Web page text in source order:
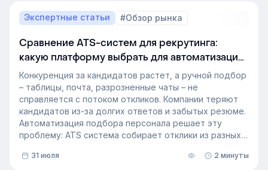
Экспертные статьи #Обзор рынка
Сравнение ATS-систем для рекрутинга:
какую платформу выбрать для автоматизации
подбора персонала
Конкуренция за кандидатов растет, а ручной подбор
– таблицы, почта, разрозненные чаты – не
справляется с потоком откликов. Компании теряют
кандидатов из-за долгих ответов и забытых резюме.
Автоматизация подбора персонала решает эту
проблему: ATS система собирает отклики из разных
снимает с рекрутера рутину. Сегодня программа для
31 июля 2 минуты